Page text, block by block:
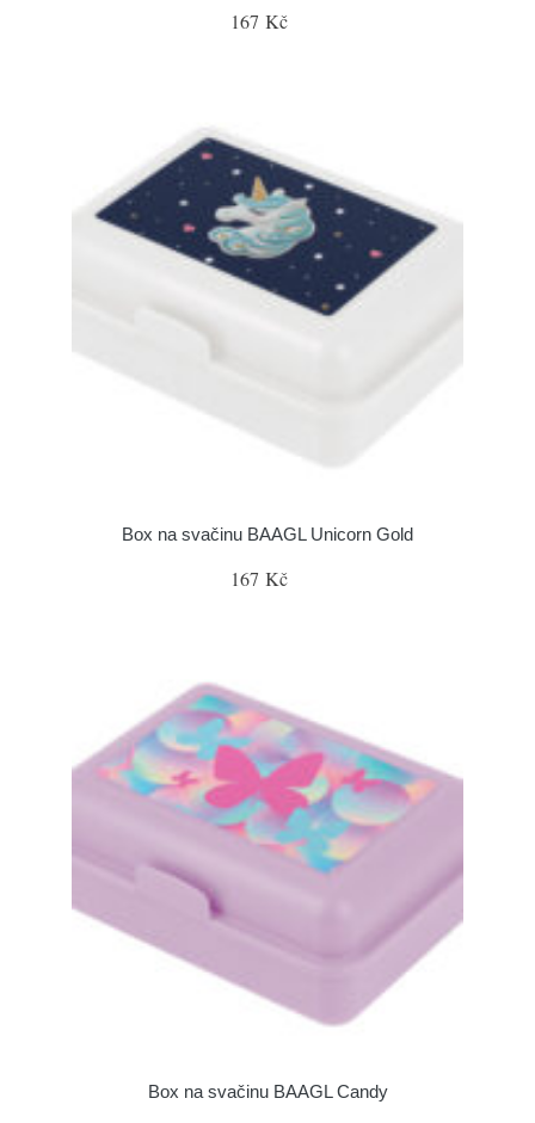
167 Kč
Box na svačinu BAAGL Unicorn Gold
167 Kč
Box na svačinu BAAGL Candy